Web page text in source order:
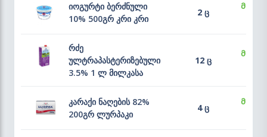
იოგურტი ბერძნული
10% 500გრ კრი კრი
2 ც
რძე
ულტრაპასტერიზებული
3.5% 1 ლ მილკასა
12 ც
კარაქი ნაღების 82%
200გრ ლურპაკი
4 ც